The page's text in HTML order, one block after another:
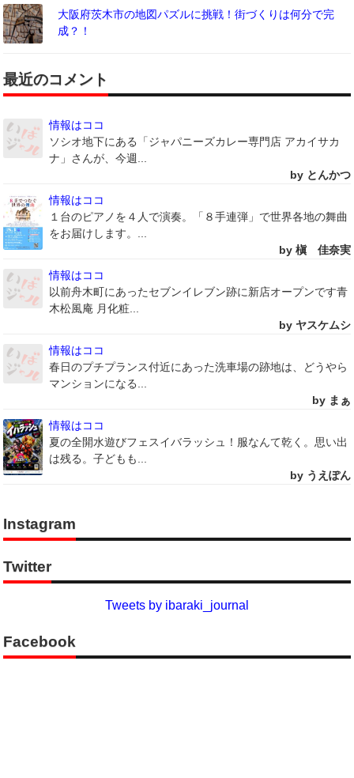
大阪府茨木市の地図パズルに挑戦！街づくりは何分で完
成？！
最近のコメント
情報はココ
ソシオ地下にある「ジャパニーズカレー専門店 アカイサカ
ナ」さんが、今週...
by とんかつ
情報はココ
１台のピアノを４人で演奏。「８手連弾」で世界各地の舞曲
をお届けします。...
by 槇 佳奈実
情報はココ
以前舟木町にあったセブンイレブン跡に新店オープンです青
木松風庵 月化粧...
by ヤスケムシ
情報はココ
春日のプチプランス付近にあった洗車場の跡地は、どうやら
マンションになる...
by まぁ
情報はココ
夏の全開水遊びフェスイバラッシュ！服なんて乾く。思い出
は残る。子どもも...
by うえぽん
Instagram
Twitter
Tweets by ibaraki_journal
Facebook